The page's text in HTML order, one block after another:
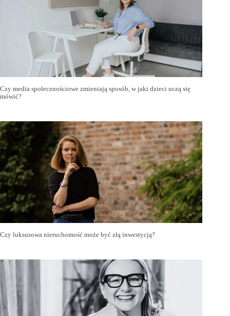
Czy media społecznościowe zmieniają sposób, w jaki dzieci uczą się
mówić?
Czy luksusowa nieruchomość może być złą inwestycją?